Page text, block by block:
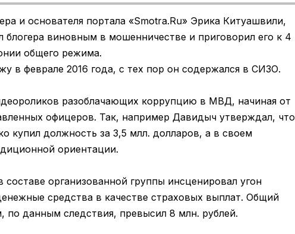
и основателя портала «Smotra.Ru» Эрика Китуашвили,
блогера виновным в мошенничестве и приговорил его к 4
общего режима.
в феврале 2016 года, с тех пор он содержался в СИЗО.
разоблачающих коррупцию в МВД, начиная от
офицеров. Так, например Давидыч утверждал, что
купил должность за 3,5 млл. долларов, а в своем
ориентации.
организованной группы инсценировал угон
средства в качестве страховых выплат. Общий
данным следствия, превысил 8 млн. рублей.